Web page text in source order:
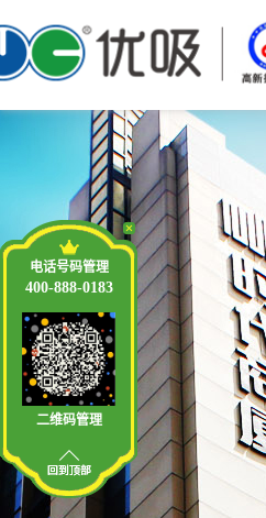
电话号码管理
400-888-0183
二维码管理